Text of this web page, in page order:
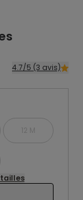
4.7/5 (3 avis)
12 M